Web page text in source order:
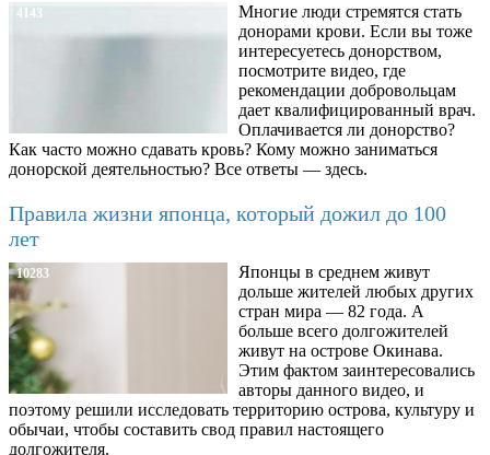
4143
Многие люди стремятся стать
донорами крови. Если вы тоже
интересуетесь донорством,
посмотрите видео, где
рекомендации добровольцам
дает квалифицированный врач.
Оплачивается ли донорство?
Как часто можно сдавать кровь? Кому можно заниматься
донорской деятельностью? Все ответы — здесь.
Правила жизни японца, который дожил до 100
лет
10283
Японцы в среднем живут
дольше жителей любых других
стран мира — 82 года. А
больше всего долгожителей
живут на острове Окинава.
Этим фактом заинтересовались
авторы данного видео, и
поэтому решили исследовать территорию острова, культуру и
обычаи, чтобы составить свод правил настоящего
долгожителя.